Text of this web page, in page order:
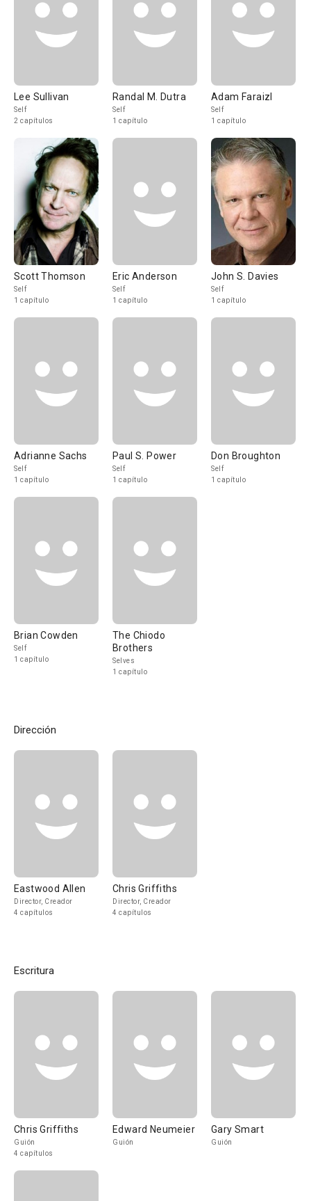
Lee Sullivan
Self
2 capítulos
Randal M. Dutra
Self
1 capítulo
Adam Faraizl
Self
1 capítulo
Scott Thomson
Self
1 capítulo
Eric Anderson
Self
1 capítulo
John S. Davies
Self
1 capítulo
Adrianne Sachs
Self
1 capítulo
Paul S. Power
Self
1 capítulo
Don Broughton
Self
1 capítulo
Brian Cowden
Self
1 capítulo
The Chiodo
Brothers
Selves
1 capítulo
Dirección
Eastwood Allen
Director, Creador
4 capítulos
Chris Griffiths
Director, Creador
4 capítulos
Escritura
Chris Griffiths
Guión
4 capítulos
Edward Neumeier
Guión
Gary Smart
Guión